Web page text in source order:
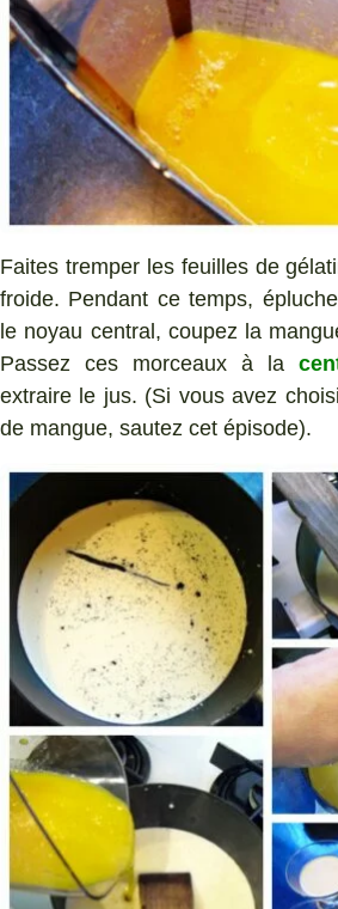
Faites tremper les feuilles de
froide. Pendant ce temps,
le noyau central, coupez la
Passez ces morceaux à la
extraire le jus. (Si vous avez
de mangue, sautez cet épisode).